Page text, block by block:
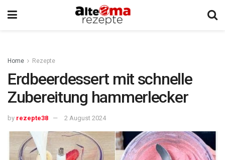
Home Rezepte
Erdbeerdessert mit schnelle
Zubereitung hammerlecker
by rezepte38 2 August 2024